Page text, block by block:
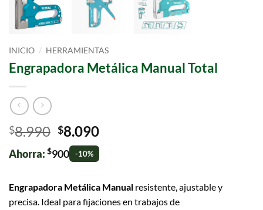
INICIO / HERRAMIENTAS
Engrapadora Metálica Manual Total
$8.990 $8.090
Ahorra: $900 -10%
Engrapadora Metálica Manual resistente, ajustable y
precisa. Ideal para fijaciones en trabajos de